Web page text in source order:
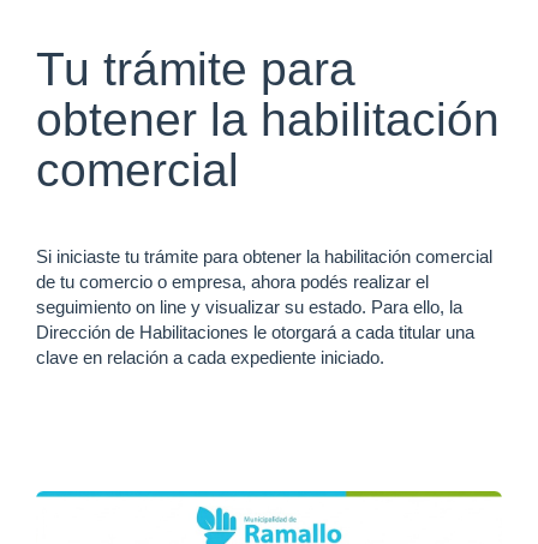
Tu trámite para
obtener la habilitación
comercial
Si iniciaste tu trámite para obtener la habilitación comercial
de tu comercio o empresa, ahora podés realizar el
seguimiento on line y visualizar su estado. Para ello, la
Dirección de Habilitaciones le otorgará a cada titular una
clave en relación a cada expediente iniciado.